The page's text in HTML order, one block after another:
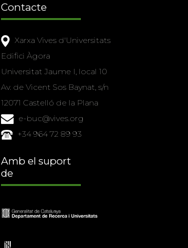
Contacte
Xarxa Vives d'Universitats
Edifici Àgora
Universitat Jaume I, local 10
Av. de Vicent Sos Baynat, s/n
12071 Castelló de la Plana
e-buc@vives.org
+34 964 72 89 93
Amb el suport
de